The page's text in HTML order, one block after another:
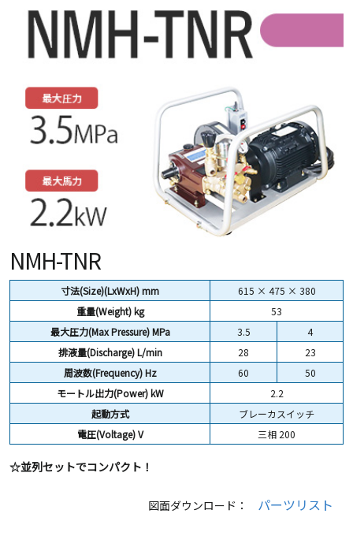
NMH-TNR
寸法(Size)(LxWxH) mm
615 × 475 × 380
重量(Weight)kg
53
最大圧力(Max Pressure) MPa
3.5
4
排液量(Discharge) L/min
28
23
周波数(Frequency) Hz
60
50
モートル出力(Power) kW
2.2
起動方式
ブレーカスイッチ
電圧(Voltage) V
三相 200
☆並列セットでコンパクト！
図面ダウンロード： パーツリスト